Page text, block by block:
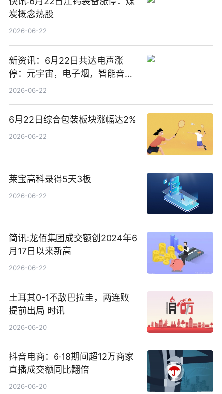
炭概念热股
2026-06-22
新资讯：6月22日共达电声涨
停：元宇宙，电子烟，智能音箱
概念热股
2026-06-22
6月22日综合包装板块涨幅达2%
2026-06-22
莱宝高科录得5天3板
2026-06-22
简讯:龙佰集团成交额创2024年6
月17日以来新高
2026-06-22
土耳其0-1不敌巴拉圭，两连败
提前出局 时讯
2026-06-20
抖音电商：6·18期间超12万商家
直播成交额同比翻倍
2026-06-20